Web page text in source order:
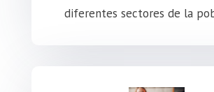
diferentes sectores de la